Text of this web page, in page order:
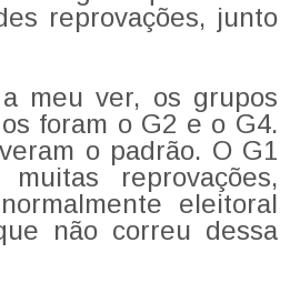
reprovações, junto
meu ver, os grupos
foram o G2 e o G4.
o padrão. O G1
reprovações,
eleitoral
não correu dessa